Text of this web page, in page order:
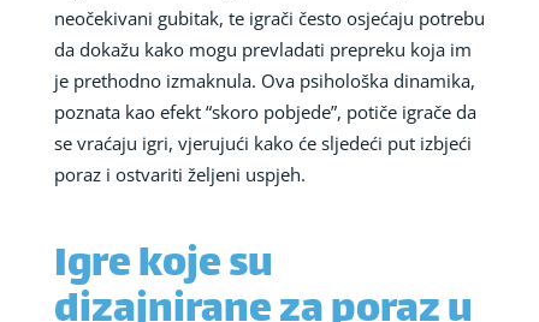
neočekivani gubitak, te igrači često osjećaju potrebu
da dokažu kako mogu prevladati prepreku koja im
je prethodno izmaknula. Ova psihološka dinamika,
poznata kao efekt “skoro pobjede”, potiče igrače da
se vraćaju igri, vjerujući kako će sljedeći put izbjeći
poraz i ostvariti željeni uspjeh.
Igre koje su